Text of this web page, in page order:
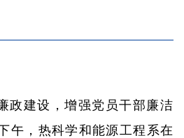
政建设，增强党员干部廉洁
午，热科学和能源工程系在